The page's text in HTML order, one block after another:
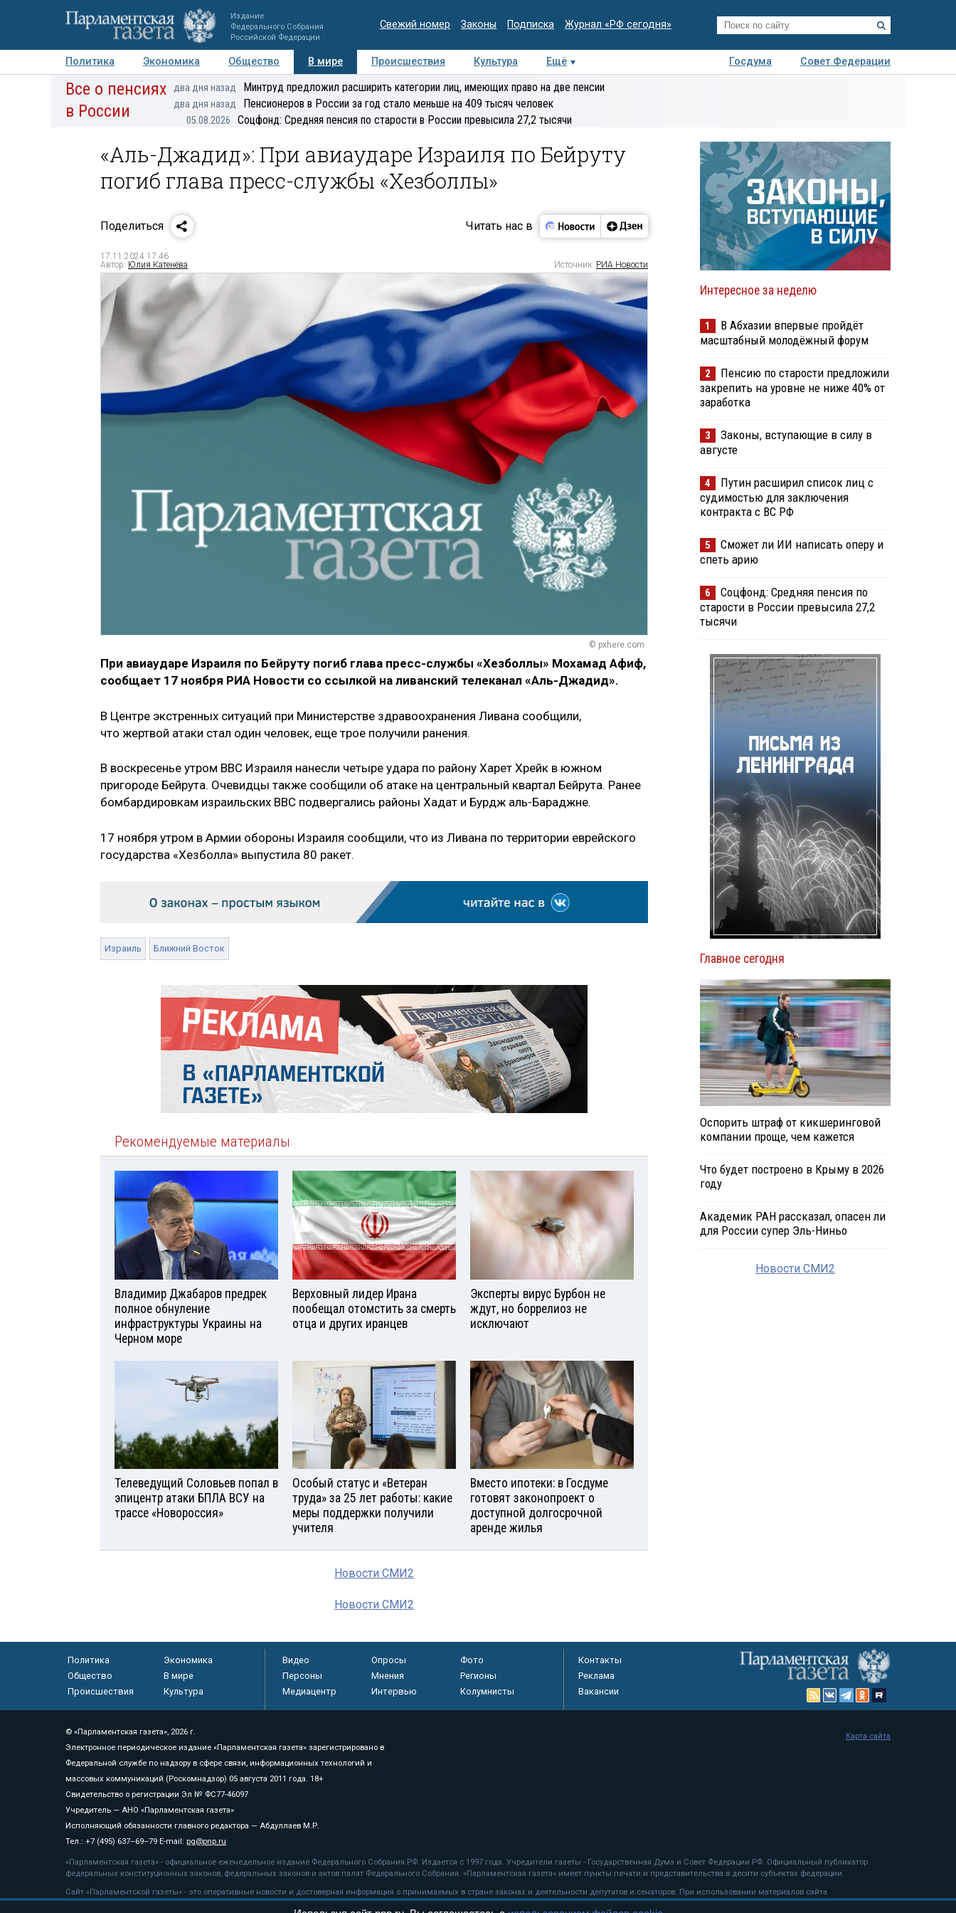
Издание
Федерального Собрания
Российской Федерации
Свежий номер Законы Подписка Журнал «РФ сегодня»
Политика Экономика Общество В мире Происшествия Культура Ещё Госдума
Совет Федерации
Авторы Персоны Мнения Регионы Медиацентр Интервью Колумнисты
Деловая
Все о пенсиях
в России
два дня назад Минтруд предложил расширить категории лиц, имеющих право на две пенсии
два дня назад Пенсионеров в России за год стало меньше на 409 тысяч человек
05.08.2026 Соцфонд: Средняя пенсия по старости в России превысила 27,2 тысячи
«Аль-Джадид»: При авиаударе Израиля по Бейруту
погиб глава пресс-службы «Хезболлы»
Поделиться Читать нас в
17.11.2024 17:46
Автор: Юлия Катенёва Источник: РИА Новости
© pxhere.com
При авиаударе Израиля по Бейруту погиб глава пресс-службы «Хезболлы» Мохамад Афиф,
сообщает 17 ноября РИА Новости со ссылкой на ливанский телеканал «Аль-Джадид».
В Центре экстренных ситуаций при Министерстве здравоохранения Ливана сообщили,
что жертвой атаки стал один человек, еще трое получили ранения.
В воскресенье утром ВВС Израиля нанесли четыре удара по району Харет Хрейк в южном
пригороде Бейрута. Очевидцы также сообщили об атаке на центральный квартал Бейрута. Ранее
бомбардировкам израильских ВВС подвергались районы Хадат и Бурдж аль-Бараджне.
17 ноября утром в Армии обороны Израиля сообщили, что из Ливана по территории еврейского
государства «Хезболла» выпустила 80 ракет.
Израиль Ближний Восток
Рекомендуемые материалы
Владимир Джабаров предрек
полное обнуление
инфраструктуры Украины на
Черном море
Верховный лидер Ирана
пообещал отомстить за смерть
отца и других иранцев
Эксперты вирус Бурбон не
ждут, но боррелиоз не
исключают
Телеведущий Соловьев попал в
эпицентр атаки БПЛА ВСУ на
трассе «Новороссия»
Особый статус и «Ветеран
труда» за 25 лет работы: какие
меры поддержки получили
учителя
Вместо ипотеки: в Госдуме
готовят законопроект о
доступной долгосрочной
аренде жилья
Новости СМИ2
Новости СМИ2
Интересное за неделю
1
В Абхазии впервые пройдёт
масштабный молодёжный форум
2
Пенсию по старости предложили
закрепить на уровне не ниже 40% от
заработка
3
Законы, вступающие в силу в
августе
4
Путин расширил список лиц с
судимостью для заключения
контракта с ВС РФ
5
Сможет ли ИИ написать оперу и
спеть арию
6
Соцфонд: Средняя пенсия по
старости в России превысила 27,2
тысячи
Главное сегодня
Оспорить штраф от кикшеринговой
компании проще, чем кажется
Что будет построено в Крыму в 2026
году
Академик РАН рассказал, опасен ли
для России супер Эль-Ниньо
Новости СМИ2
Политика
Экономика
Общество
В мире
Происшествия
Культура
Видео Опросы
Фото
Персоны
Мнения
Регионы
Медиацентр
Интервью Колумнисты
Контакты
Реклама
Вакансии
© «Парламентская газета», 2026 г.
Электронное периодическое издание «Парламентская газета» зарегистрировано в
Федеральной службе по надзору в сфере связи, информационных технологий и
массовых коммуникаций (Роскомнадзор) 05 августа 2011 года. 18+
Свидетельство о регистрации Эл № ФС77-46097
Учредитель — АНО «Парламентская газета»
Исполняющий обязанности главного редактора — Абдуллаев М.Р.
Тел.: +7 (495) 637–69–79 E-mail: pg@pnp.ru
«Парламентская газета» - официальное еженедельное издание Федерального Собрания РФ. Издается с 1997 года. Учредители газеты - Государственная Дума и Совет Федерации РФ. Официальный публикатор
федеральных конституционных законов, федеральных законов и актов палат Федерального Собрания. «Парламентская газета» имеет пункты печати и представительства в десяти субъектах федерации.
Сайт «Парламентской газеты» - это оперативные новости и достоверная информация о принимаемых в стране законах и деятельности депутатов и сенаторов. При использовании материалов сайта
«Парламентской газеты» активная ссылка на pnp.ru обязательна.
Карта сайта